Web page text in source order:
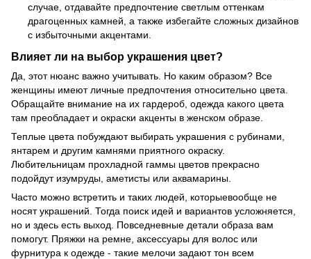
случае, отдавайте предпочтение светлым оттенкам
драгоценных камней, а также избегайте сложных дизайнов
с избыточными акцентами.
Влияет ли на выбор украшения цвет?
Да, этот нюанс важно учитывать. Но каким образом? Все
женщины имеют личные предпочтения относительно цвета.
Обращайте внимание на их гардероб, одежда какого цвета
там преобладает и окраски акценты в женском образе.
Теплые цвета побуждают выбирать украшения с рубинами,
янтарем и другим камнями приятного окраску.
Любительницам прохладной гаммы цветов прекрасно
подойдут изумруды, аметисты или аквамарины.
Часто можно встретить и таких людей, которыевообще не
носят украшений. Тогда поиск идей и вариантов усложняется,
но и здесь есть выход. Повседневные детали образа вам
помогут. Пряжки на ремне, аксессуары для волос или
фурнитура к одежде - такие мелочи задают тон всем